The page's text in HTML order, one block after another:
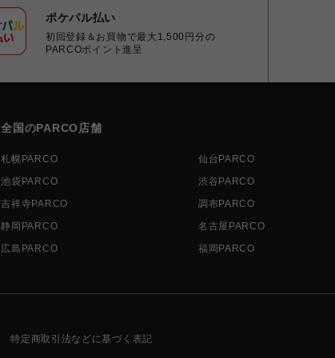
ポケパル払い
初回登録＆お買物で最大1,500円分の
PARCOポイント進呈
全国のPARCO店舗
札幌PARCO 仙台PARCO
池袋PARCO
渋谷PARCO
吉祥寺PARCO
調布PARCO
静岡PARCO
名古屋PARCO
広島PARCO
福岡PARCO
特定商取引法などに基づく表記